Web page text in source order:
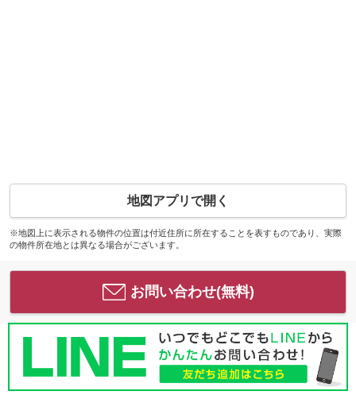
地図アプリで開く
※地図上に表示される物件の位置は付近住所に所在することを表すものであり、実際
の物件所在地とは異なる場合がございます。
お問い合わせ(無料)